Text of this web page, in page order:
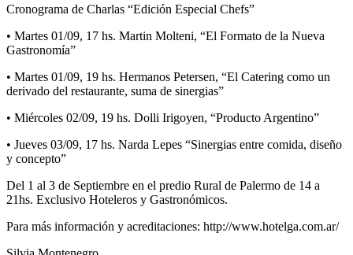
Cronograma de Charlas “Edición Especial Chefs”
• Martes 01/09, 17 hs. Martin Molteni, “El Formato de la Nueva
Gastronomía”
• Martes 01/09, 19 hs. Hermanos Petersen, “El Catering como un
derivado del restaurante, suma de sinergias”
• Miércoles 02/09, 19 hs. Dolli Irigoyen, “Producto Argentino”
• Jueves 03/09, 17 hs. Narda Lepes “Sinergias entre comida, diseño
y concepto”
Del 1 al 3 de Septiembre en el predio Rural de Palermo de 14 a
21hs. Exclusivo Hoteleros y Gastronómicos.
Para más información y acreditaciones: http://www.hotelga.com.ar/